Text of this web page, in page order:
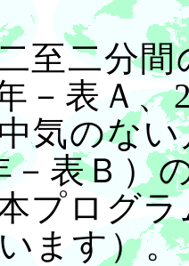
至二分
－表Ａ
気のな
－表Ｂ）
プログ
ます）。